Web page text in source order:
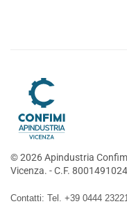
©2026Apindustria
Vicenza. - C.F.
Contatti: Tel. +39 0444